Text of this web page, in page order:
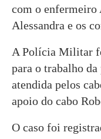
com o enfermeiro
Alessandra e os
A Polícia Militar
para o trabalho
atendida pelos
apoio do cabo
O caso foi